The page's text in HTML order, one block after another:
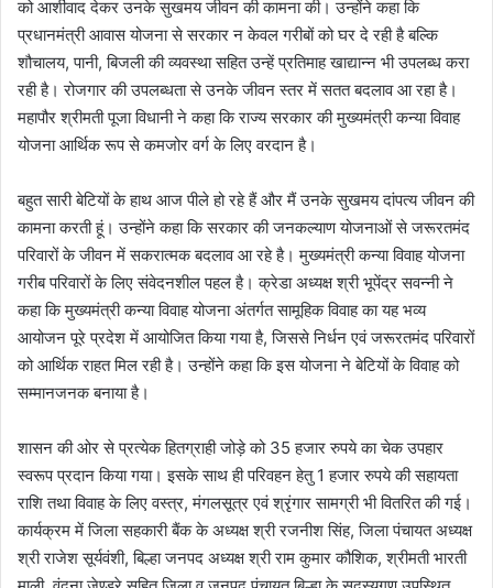
को आर्शीवाद देकर उनके सुखमय जीवन की कामना की। उन्होंने कहा कि
प्रधानमंत्री आवास योजना से सरकार न केवल गरीबों को घर दे रही है बल्कि
शौचालय, पानी, बिजली की व्यवस्था सहित उन्हें प्रतिमाह खाद्यान्न भी उपलब्ध करा
रही है। रोजगार की उपलब्धता से उनके जीवन स्तर में सतत बदलाव आ रहा है।
महापौर श्रीमती पूजा विधानी ने कहा कि राज्य सरकार की मुख्यमंत्री कन्या विवाह
योजना आर्थिक रूप से कमजोर वर्ग के लिए वरदान है।
बहुत सारी बेटियों के हाथ आज पीले हो रहे हैं और मैं उनके सुखमय दांपत्य जीवन की
कामना करती हूं। उन्होंने कहा कि सरकार की जनकल्याण योजनाओं से जरूरतमंद
परिवारों के जीवन में सकरात्मक बदलाव आ रहे है। मुख्यमंत्री कन्या विवाह योजना
गरीब परिवारों के लिए संवेदनशील पहल है। क्रेडा अध्यक्ष श्री भूपेंद्र सवन्नी ने
कहा कि मुख्यमंत्री कन्या विवाह योजना अंतर्गत सामूहिक विवाह का यह भव्य
आयोजन पूरे प्रदेश में आयोजित किया गया है, जिससे निर्धन एवं जरूरतमंद परिवारों
को आर्थिक राहत मिल रही है। उन्होंने कहा कि इस योजना ने बेटियों के विवाह को
सम्मानजनक बनाया है।
शासन की ओर से प्रत्येक हितग्राही जोड़े को 35 हजार रुपये का चेक उपहार
स्वरूप प्रदान किया गया। इसके साथ ही परिवहन हेतु 1 हजार रुपये की सहायता
राशि तथा विवाह के लिए वस्त्र, मंगलसूत्र एवं श्रृंगार सामग्री भी वितरित की गई।
कार्यक्रम में जिला सहकारी बैंक के अध्यक्ष श्री रजनीश सिंह, जिला पंचायत अध्यक्ष
श्री राजेश सूर्यवंशी, बिल्हा जनपद अध्यक्ष श्री राम कुमार कौशिक, श्रीमती भारती